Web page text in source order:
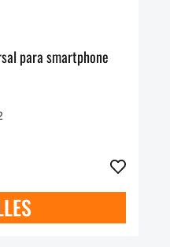
para smartphone